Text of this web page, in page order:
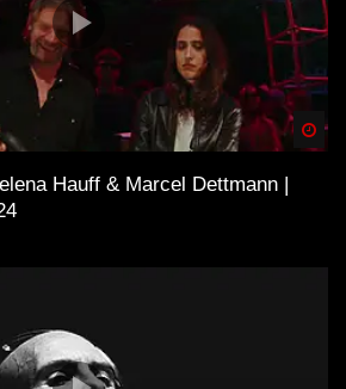
Hauff & Marcel Dettmann |